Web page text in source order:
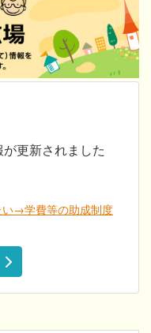
が更新されました
→学費等の助成制度